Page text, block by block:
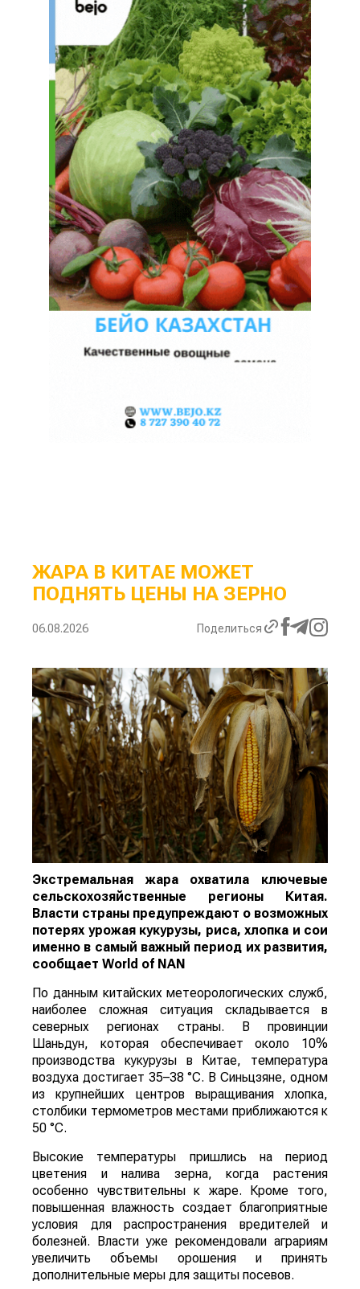
ЖАРА В КИТАЕ МОЖЕТ
ПОДНЯТЬ ЦЕНЫ НА ЗЕРНО
06.08.2026 Поделиться
Экстремальная жара охватила ключевые
сельскохозяйственные регионы Китая.
Власти страны предупреждают о возможных
потерях урожая кукурузы, риса, хлопка и сои
именно в самый важный период их развития,
сообщает World of NAN
По данным китайских метеорологических служб,
наиболее сложная ситуация складывается в
северных регионах страны. В провинции
Шаньдун, которая обеспечивает около 10%
производства кукурузы в Китае, температура
воздуха достигает 35–38 °C. В Синьцзяне, одном
из крупнейших центров выращивания хлопка,
столбики термометров местами приближаются к
50 °C.
Высокие температуры пришлись на период
цветения и налива зерна, когда растения
особенно чувствительны к жаре. Кроме того,
повышенная влажность создает благоприятные
условия для распространения вредителей и
болезней. Власти уже рекомендовали аграриям
увеличить объемы орошения и принять
дополнительные меры для защиты посевов.